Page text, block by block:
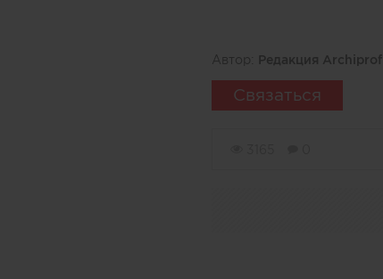
Автор: Редакция Archiprofi
Связаться